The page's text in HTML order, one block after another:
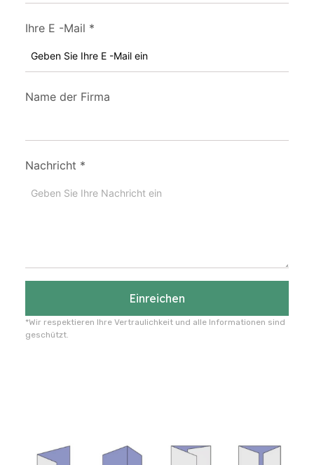
Ihre E -Mail *
Name der Firma
Nachricht *
Einreichen
*Wir respektieren Ihre Vertraulichkeit und alle Informationen sind
geschützt.